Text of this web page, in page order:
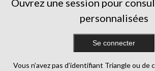
personnalisées
Se connecter
Vous n’avez pas d’identifiant Triangle ou de